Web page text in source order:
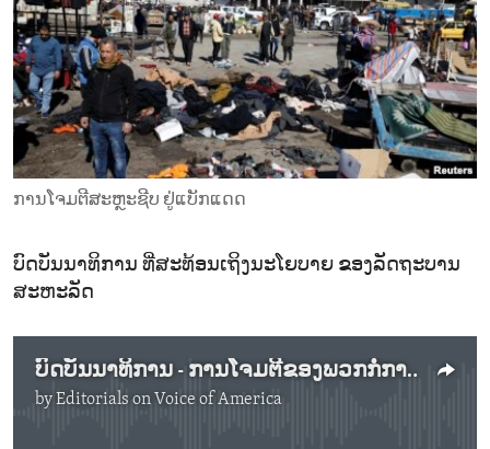
EUROPE
MIDDLE EAST
AID AND DEVELOPMENT
DEMOCRACY AND GOVERNANCE
ECONOMY AND TRADE
ENVIRONMENT AND HEALTH
IDEALS AND INSTITUTIONS
FOLLOW US
ການໂຈມຕີສະຫຼະຊີບ ຢູ່ແບັກແດດ
ບົດບັນນາທິການ ທີ່ສະທ້ອນເຖິງນະໂຍບາຍ ຂອງລັດຖະບານ
ສະຫະລັດ
ບົດບັນນາທິການ - ການໂຈມຕີຂອງພວກກໍ່ການຮ້າຍ ຢູ່ນະຄອນຫຼວງແບັກແດດ
byEditorials on Voice of America